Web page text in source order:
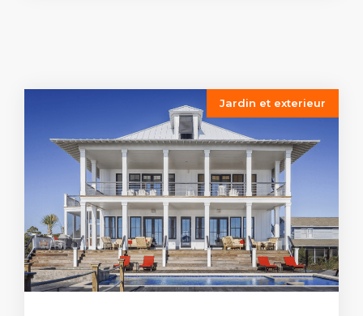
Jardin et exterieur